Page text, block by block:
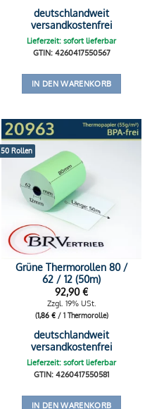
deutschlandweit
versandkostenfrei
Lieferzeit: sofort lieferbar
GTIN: 4260417550567
IN DEN WARENKORB
50 Rollen
Grüne Thermorollen 80 /
62 / 12 (50m)
92,90€
Zzgl. 19% USt.
(1,86 €/ 1 Thermorolle)
deutschlandweit
versandkostenfrei
Lieferzeit: sofort lieferbar
GTIN: 4260417550581
IN DEN WARENKORB